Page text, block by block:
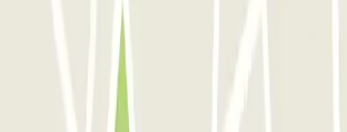
de Gaulle - Roissy Aeroport
Roland Garros La Réunion P4 Longue Durée
Barcelone Parking Aéroport Beauvais